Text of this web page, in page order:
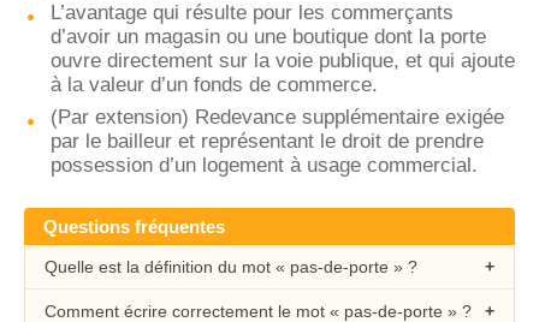
L’avantage qui résulte pour les commerçants
d’avoir un magasin ou une boutique dont la porte
ouvre directement sur la voie publique, et qui ajoute
à la valeur d’un fonds de commerce.
(Par extension) Redevance supplémentaire exigée
par le bailleur et représentant le droit de prendre
possession d’un logement à usage commercial.
Questions fréquentes
Quelle est la définition du mot « pas-de-porte » ?
Comment écrire correctement le mot « pas-de-porte » ?